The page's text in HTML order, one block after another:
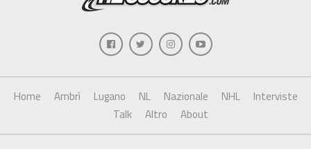
Home Ambrì Lugano NL Nazionale NHL
Interviste
Talk
Altro About